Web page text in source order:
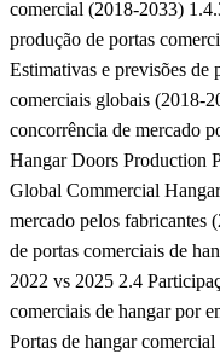
comercial (2018-2033)
produção de portas
Estimativas e previsões de
comerciais globais (2018-
concorrência de mercado
Hangar Doors Production
Global Commercial
mercado pelos fabricantes
de portas comerciais de
2022 vs 2025 2.4
comerciais de hangar por
Portas de hangar